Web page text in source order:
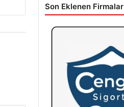
Son Eklenen Firmalar